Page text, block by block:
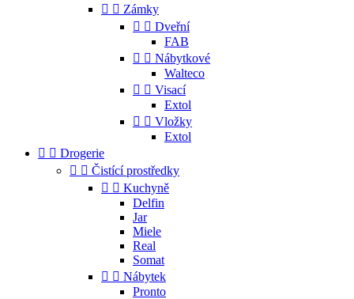
  Zámky
  Dveřní
FAB
  Nábytkové
Walteco
  Visací
Extol
  Vložky
Extol
  Drogerie
  Čistící prostředky
  Kuchyně
Delfin
Jar
Miele
Real
Somat
  Nábytek
Pronto